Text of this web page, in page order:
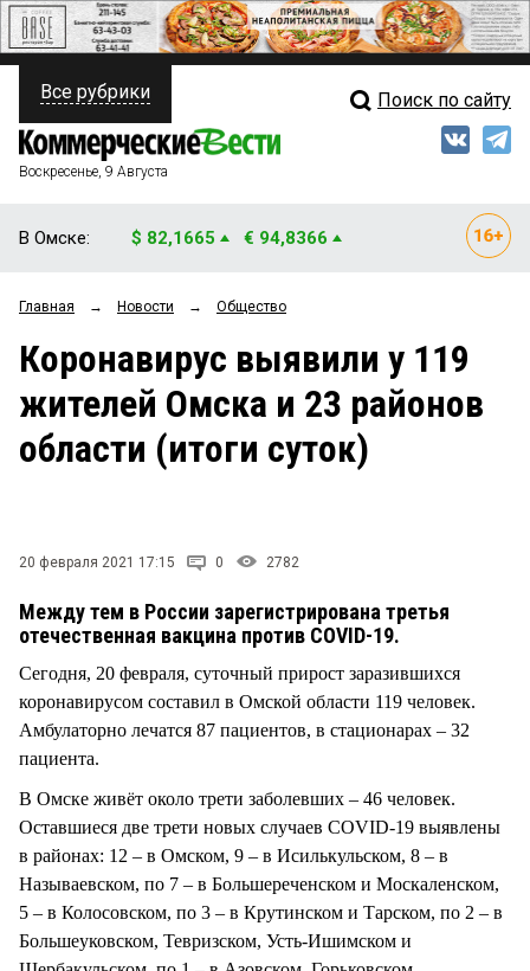
ПОЛИТИКА
ФИНАНСЫ
ОБЩЕСТВО
ЗАКОН
Свежий выпуск
Рейтинги
Блоги
Архив
Все рубрики Поиск по сайту
Воскресенье, 9 Августа
В Омске: $ 82,1665 € 94,8366
Главная → Новости → Общество
Коронавирус выявили у 119
жителей Омска и 23 районов
области (итоги суток)
20 февраля 2021 17:15 0 2782
Между тем в России зарегистрирована третья
отечественная вакцина против COVID-19.
Сегодня, 20 февраля, суточный прирост заразившихся
коронавирусом составил в Омской области 119 человек.
Амбулаторно лечатся 87 пациентов, в стационарах – 32
пациента.
В Омске живёт около трети заболевших – 46 человек.
Оставшиеся две трети новых случаев COVID-19 выявлены
в районах: 12 – в Омском, 9 – в Исилькульском, 8 – в
Называевском, по 7 – в Большереченском и Москаленском,
5 – в Колосовском, по 3 – в Крутинском и Тарском, по 2 – в
Большеуковском, Тевризском, Усть-Ишимском и